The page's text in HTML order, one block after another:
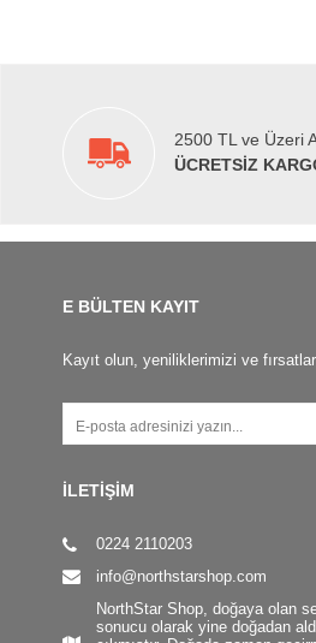
2500 TL ve Üzeri
ÜCRETSİZ
E BÜLTEN KAYIT
Kayıt olun, yeniliklerimizi ve
İLETİŞİM
0224 2110203
info@northstarshop.com
NorthStar Shop, doğaya olan
sonucu olarak yine doğadan